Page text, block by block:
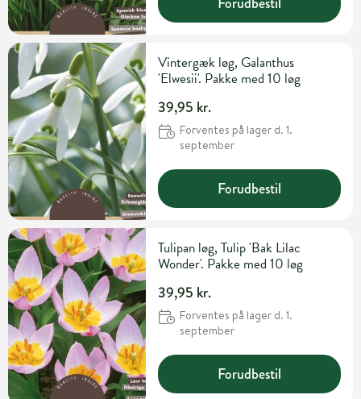
Vintergæk løg, Galanthus
'Elwesii'. Pakke med 10 løg
39,95 kr.
Forventes på lager d. 1.
september
Forudbestil
Tulipan løg, Tulip 'Bak Lilac
Wonder'. Pakke med 10 løg
39,95 kr.
Forventes på lager d. 1.
september
Forudbestil